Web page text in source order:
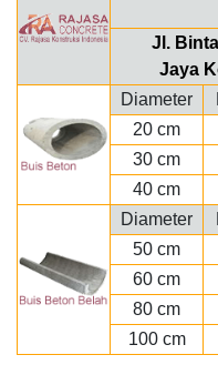
Jl.
Jaya
Diameter
20 cm
30 cm
40 cm
Diameter
50 cm
60 cm
80 cm
100 cm